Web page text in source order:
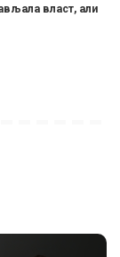
власт, али